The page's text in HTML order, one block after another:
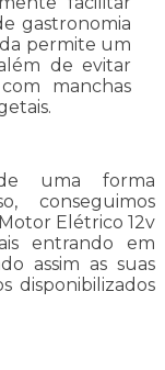
gastronomia
permite um
de evitar
manchas
uma forma
conseguimos
Elétrico 12v
entrando em
assim as suas
disponibilizados